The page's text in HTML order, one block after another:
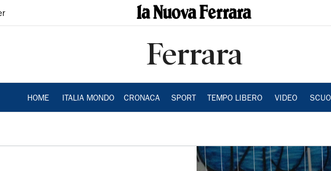
Ferrara
HOME ITALIA MONDO CRONACA SPORT TEMPO LIBERO VIDEO